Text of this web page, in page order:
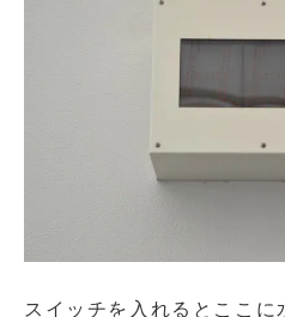
スイッチを入れるとここに